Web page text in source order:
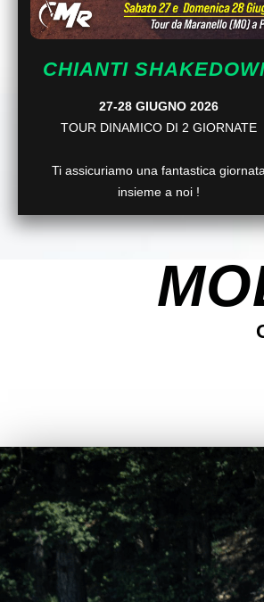
CHIANTI
27-28 GIUGNO 2026
TOUR DINAMICO DI 2 GIORNATE
Ti assicuriamo una fantastica
insieme a noi !